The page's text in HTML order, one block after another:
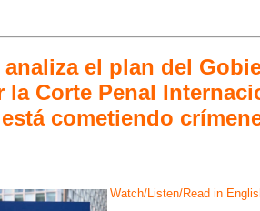
analiza el plan del
la Corte Penal
cometiendo
Watch/Listen/Read in